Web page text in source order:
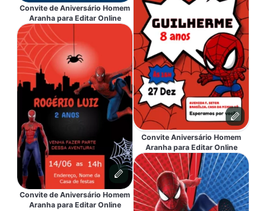
Convite de Aniversário Homem
Aranha para Editar Online
Convite de Aniversário Homem
Aranha para Editar Online
Convite Aniversário Homem
Aranha para Editar Online